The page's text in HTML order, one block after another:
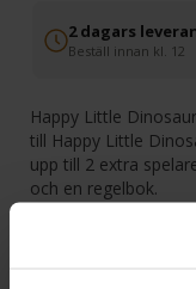
2 dagars
Beställ innan kl. 12
Happy Little
till Happy Little
upp till 2 extra
och en regelbok.